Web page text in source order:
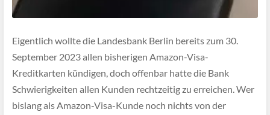
Eigentlich wollte die Landesbank Berlin bereits zum 30.
September 2023 allen bisherigen Amazon-Visa-
Kreditkarten kündigen, doch offenbar hatte die Bank
Schwierigkeiten allen Kunden rechtzeitig zu erreichen. Wer
bislang als Amazon-Visa-Kunde noch nichts von der